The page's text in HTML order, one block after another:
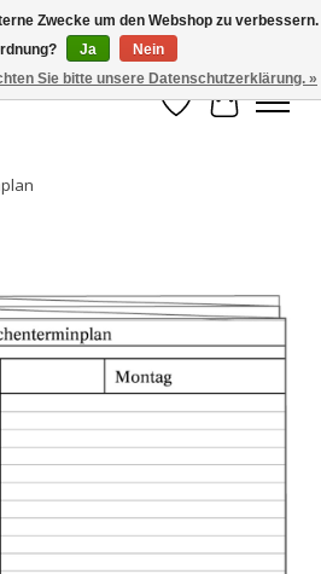
| Zubehör
Wunschzettel
Ihr
slideshow Items
Zwecke um den Webshop zu verbessern.
Ja
Nein
Sie bitte unsere Datenschutzerklärung. »